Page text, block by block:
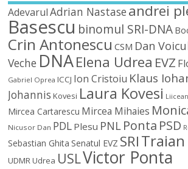
Adevarul Adrian Nastaseandrei
Basescu binomul SRI-DNA
Crin Antonescu CSM Dan
Veche DNAElena Udrea EVZ
Gabriel Oprea ICCJ Ion Cristoiu Klaus
Johannis Kovesi Laura Kovesi
Mircea Cartarescu Mircea Mihaies
Nicusor Dan PDL Plesu PNL Ponta PSD
Sebastian Ghita Senatul EVZ SRITraian
UDMRUdrea USLVictor Ponta